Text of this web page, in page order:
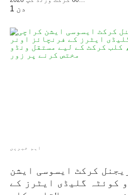
1 دن
اہم خبریں
کرکٹ ایسوسی ایشن
کوئٹہ گلیڈی ایٹرز کے